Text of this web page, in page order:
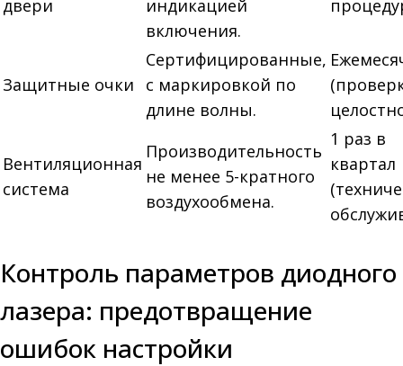
двери
индикацией
включения.
Защитные очки
Сертифицированные,
с маркировкой по
длине волны.
Вентиляционная
система
Производительность
не менее 5-кратного
воздухообмена.
1 раз в
квартал
Контроль параметров диодного
лазера: предотвращение
ошибок настройки